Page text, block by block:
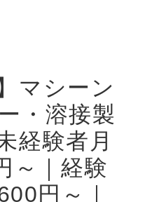
マシーン
・溶接製
経験者月
～｜経験
円～｜